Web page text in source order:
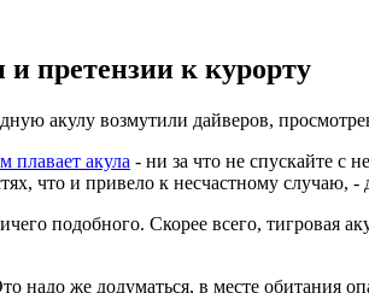
и претензии к курорту
акулу возмутили дайверов,
плавает акула - ни за что не спускайте с
что и привело к несчастному случаю, -
подобного. Скорее всего, тигровая
надо же додуматься, в месте обитания